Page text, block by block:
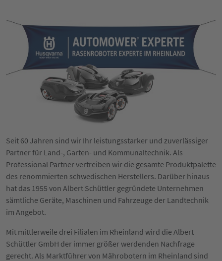
Seit 60 Jahren sind wir Ihr leistungsstarker und zuverlässiger
Partner für Land-, Garten- und Kommunaltechnik. Als
Professional Partner vertreiben wir die gesamte Produktpalette
des renommierten schwedischen Herstellers. Darüber hinaus
hat das 1955 von Albert Schüttler gegründete Unternehmen
sämtliche Geräte, Maschinen und Fahrzeuge der Landtechnik
im Angebot.
Mit mittlerweile drei Filialen im Rheinland wird die Albert
Schüttler GmbH der immer größer werdenden Nachfrage
gerecht. Als Marktführer von Mährobotern im Rheinland sind